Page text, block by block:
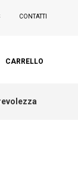
CONTATTI
CARRELLO